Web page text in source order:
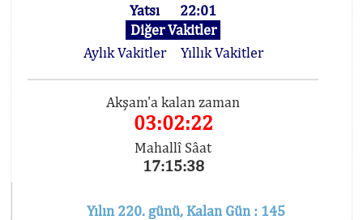
Yatsı
22:01
Diğer Vakitler
Aylık Vakitler
Yıllık Vakitler
Akşam'a kalan zaman
03:02:22
Mahallî Sâat
17:15:38
Yılın 220. günü, Kalan Gün : 145